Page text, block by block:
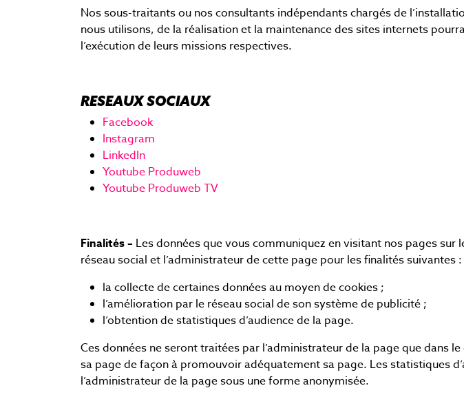
Nos sous-traitants ou nos consultants indépendants chargés de
nous utilisons, de la réalisation et la maintenance des sites internets
l’exécution de leurs missions respectives.
RESEAUX SOCIAUX
Facebook
Instagram
LinkedIn
Youtube Produweb
Youtube Produweb TV
Finalités – Les données que vous communiquez en visitant nos pages
réseau social et l’administrateur de cette page pour les finalités suivantes :
la collecte de certaines données au moyen de cookies ;
l’amélioration par le réseau social de son système de publicité ;
l’obtention de statistiques d’audience de la page.
Ces données ne seront traitées par l’administrateur de la page que
sa page de façon à promouvoir adéquatement sa page. Les statistiques
l’administrateur de la page sous une forme anonymisée.